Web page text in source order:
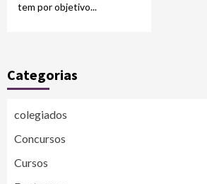
tem por objetivo...
Categorias
colegiados
Concursos
Cursos